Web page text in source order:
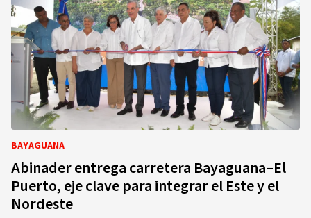
BAYAGUANA
Abinader entrega carretera Bayaguana–El
Puerto, eje clave para integrar el Este y el
Nordeste